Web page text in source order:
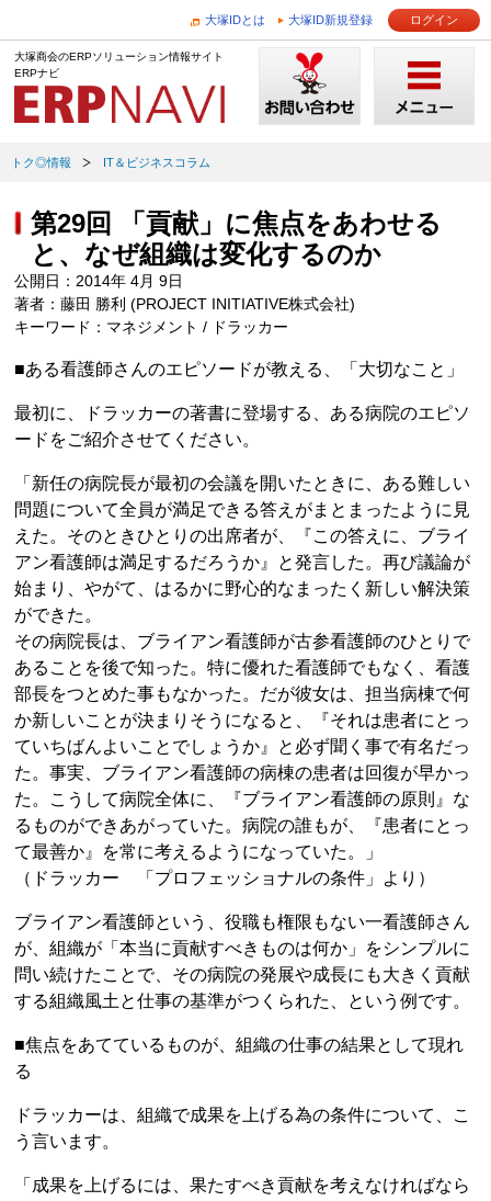
大塚IDとは 大塚ID新規登録 ログイン
大塚商会のERPソリューション情報サイト
ERPナビ
トク◎情報 IT＆ビジネスコラム
第29回 「貢献」に焦点をあわせる
と、なぜ組織は変化するのか
公開日：2014年 4月 9日
著者：藤田 勝利 (PROJECT INITIATIVE株式会社)
キーワード：マネジメント / ドラッカー
■ある看護師さんのエピソードが教える、「大切なこと」
最初に、ドラッカーの著書に登場する、ある病院のエピソ
ードをご紹介させてください。
「新任の病院長が最初の会議を開いたときに、ある難しい
問題について全員が満足できる答えがまとまったように見
えた。そのときひとりの出席者が、『この答えに、ブライ
アン看護師は満足するだろうか』と発言した。再び議論が
始まり、やがて、はるかに野心的なまったく新しい解決策
ができた。
その病院長は、ブライアン看護師が古参看護師のひとりで
あることを後で知った。特に優れた看護師でもなく、看護
部長をつとめた事もなかった。だが彼女は、担当病棟で何
か新しいことが決まりそうになると、『それは患者にとっ
ていちばんよいことでしょうか』と必ず聞く事で有名だっ
た。事実、ブライアン看護師の病棟の患者は回復が早かっ
た。こうして病院全体に、『ブライアン看護師の原則』な
るものができあがっていた。病院の誰もが、『患者にとっ
て最善か』を常に考えるようになっていた。」
（ドラッカー 「プロフェッショナルの条件」より）
ブライアン看護師という、役職も権限もない一看護師さん
が、組織が「本当に貢献すべきものは何か」をシンプルに
問い続けたことで、その病院の発展や成長にも大きく貢献
する組織風土と仕事の基準がつくられた、という例です。
■焦点をあてているものが、組織の仕事の結果として現れ
る
ドラッカーは、組織で成果を上げる為の条件について、こ
う言います。
「成果を上げるには、果たすべき貢献を考えなければなら